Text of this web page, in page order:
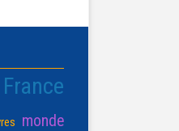
France
monde